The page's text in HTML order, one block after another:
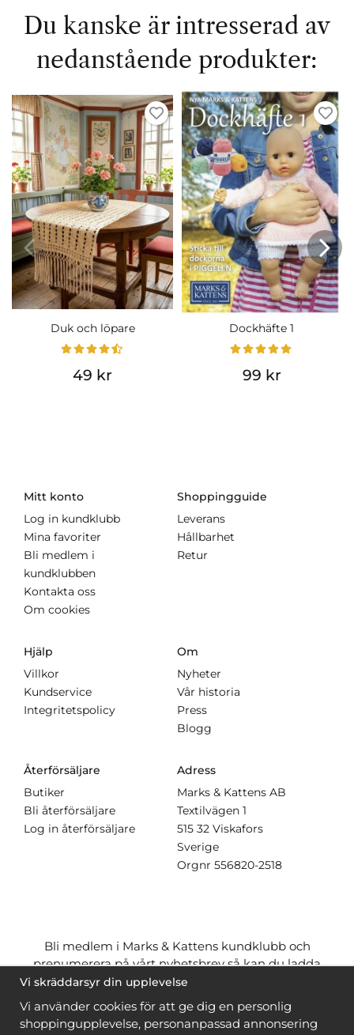
Du kanske är intresserad av
nedanstående produkter:
Duk och löpare
49 kr
Dockhäfte 1
99 kr
Mitt konto
Log in kundklubb
Mina favoriter
Bli medlem i
kundklubben
Kontakta oss
Om cookies
Shoppingguide
Leverans
Hållbarhet
Retur
Hjälp
Villkor
Kundservice
Integritetspolicy
Om
Nyheter
Vår historia
Press
Blogg
Återförsäljare
Butiker
Bli återförsäljare
Log in återförsäljare
Adress
Marks & Kattens AB
Textilvägen 1
515 32 Viskafors
Sverige
Orgnr 556820-2518
Bli medlem i Marks & Kattens kundklubb och
prenumerera på vårt nyhetsbrev så kan du ladda
ner många mönstergratisoch få många
när du handlar garn till mönstret. Du ser vilka som
är
gratis när du är inloggad
Vi skräddarsyr din upplevelse
Vi använder cookies för att ge dig en personlig
shoppingupplevelse, personanpassad annonsering